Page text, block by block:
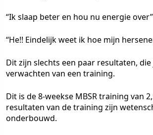
“Ik slaap beter en hou nu energie over”
“He!! Eindelijk weet ik hoe mijn
Dit zijn slechts een paar resultaten,
verwachten van een training.
Dit is de 8-weekse MBSR training van
resultaten van de training zijn
onderbouwd.